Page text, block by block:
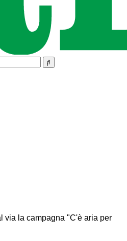
via la campagna "C'è aria per